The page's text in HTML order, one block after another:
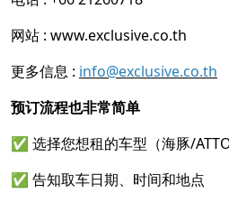
网站 : www.exclusive.co.th
更多信息 : info@exclusive.co.th
预订流程也非常简单
✅ 选择您想租的车型（海豚/
✅ 告知取车日期、时间和地点